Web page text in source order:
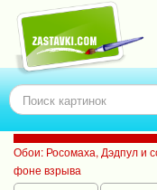
Обои: Росомаха, Дэдпул и
фоне взрыва